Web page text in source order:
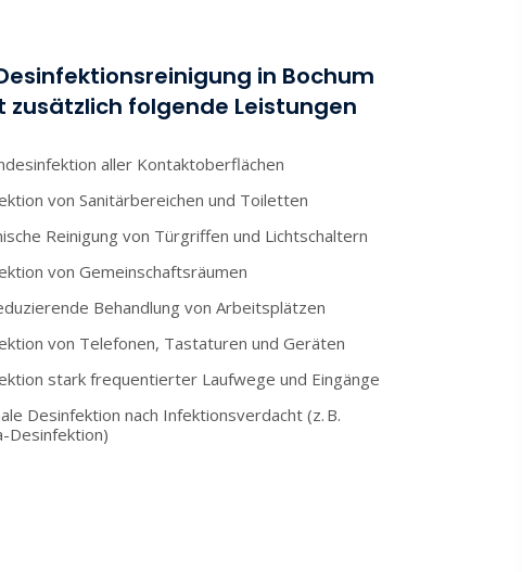
in Bochum
zusätzlich folgende Leistungen
aller Kontaktoberflächen
von Sanitärbereichen und Toiletten
Reinigung von Türgriffen und Lichtschaltern
von Gemeinschaftsräumen
Behandlung von Arbeitsplätzen
von Telefonen, Tastaturen und Geräten
stark frequentierter Laufwege und Eingänge
Desinfektion nach Infektionsverdacht (z. B.
Desinfektion)